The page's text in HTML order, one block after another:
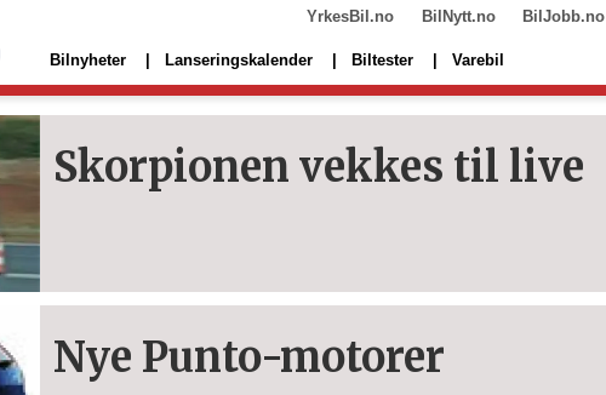
YrkesBil.no BilNytt.no BilJobb.no
Bilnyheter Lanseringskalender Biltester Varebil
Skorpionen vekkes til live
Nye Punto-motorer